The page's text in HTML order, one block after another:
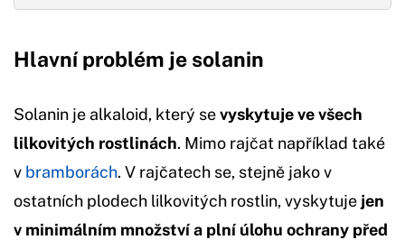
Hlavní problém je solanin
Solanin je alkaloid, který sevyskytuje ve všech
lilkovitých rostlinách. Mimo rajčat například také
v bramborách. V rajčatech se, stejně jako v
ostatních plodech lilkovitých rostlin, vyskytuje jen
v minimálním množství a plní úlohu ochrany před